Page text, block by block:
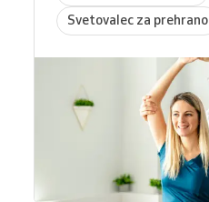
Svetovalec za prehrano